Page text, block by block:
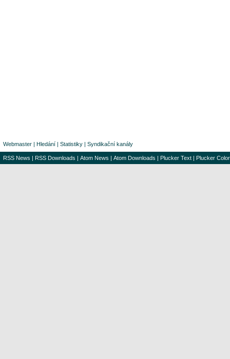
Webmaster | Hledání | Statistiky | Syndikační kanály
RSS News | RSS Downloads | Atom News | Atom Downloads | Plucker Text | Plucker Color